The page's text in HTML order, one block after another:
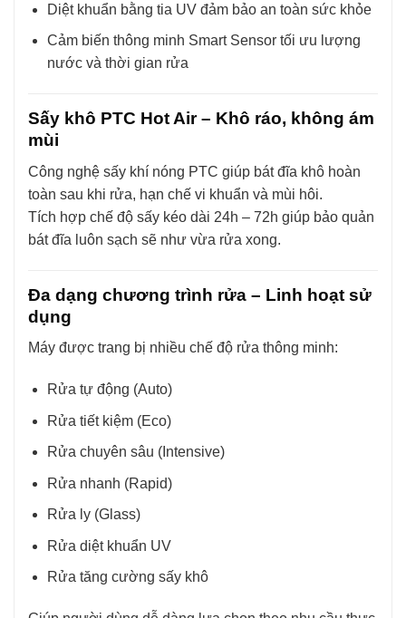
Diệt khuẩn bằng tia UV đảm bảo an toàn sức khỏe
Cảm biến thông minh Smart Sensor tối ưu lượng
nước và thời gian rửa
Sấy khô PTC Hot Air – Khô ráo, không ám
mùi
Công nghệ sấy khí nóng PTC giúp bát đĩa khô hoàn
toàn sau khi rửa, hạn chế vi khuẩn và mùi hôi.
Tích hợp chế độ sấy kéo dài 24h – 72h giúp bảo quản
bát đĩa luôn sạch sẽ như vừa rửa xong.
Đa dạng chương trình rửa – Linh hoạt sử
dụng
Máy được trang bị nhiều chế độ rửa thông minh:
Rửa tự động (Auto)
Rửa tiết kiệm (Eco)
Rửa chuyên sâu (Intensive)
Rửa nhanh (Rapid)
Rửa ly (Glass)
Rửa diệt khuẩn UV
Rửa tăng cường sấy khô